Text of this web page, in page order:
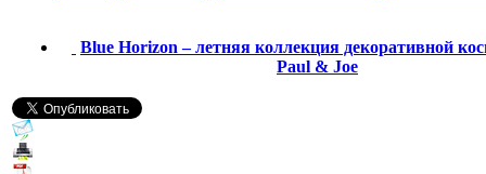
Blue Horizon – летняя коллекция декоративной
Paul & Joe